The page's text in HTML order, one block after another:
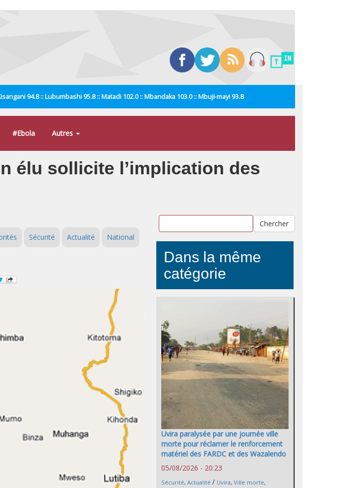
94.8 :: Lubumbashi 95.8 :: Matadi 102.0 :: Mbandaka 103.0 :: Mbuji-mayi 93.8
#Ebola Autres
élu sollicite l’implication des
Sécurité Actualité National
Chercher
Dans la même
catégorie
Uvira paralysée par une journée ville
morte pour réclamer le renforcement
matériel des FARDC et des Wazalendo
05/08/2026 - 20:23
Sécurité, Actualité / Uvira, Ville morte,